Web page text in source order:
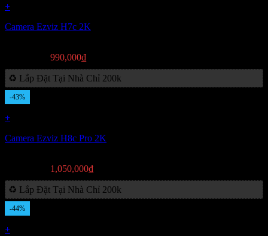
+
Camera Ezviz H7c 2K
Giá
gốc
là:
1,650,000₫.
990,000₫Giá
hiện
tại
là:
♻️ Lắp Đặt Tại Nhà Chỉ 200k
-43%
+
Camera Ezviz H8c Pro 2K
Giá
gốc
là:
1,850,000₫.
1,050,000₫Giá
hiện
tại
là:
♻️ Lắp Đặt Tại Nhà Chỉ 200k
-44%
+